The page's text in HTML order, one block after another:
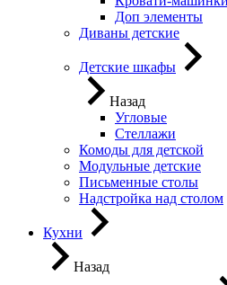
Доп элементы
Диваны детские
Детские шкафы
Назад
Угловые
Стеллажи
Комоды для детской
Модульные детские
Письменные столы
Надстройка над столом
Кухни
Назад